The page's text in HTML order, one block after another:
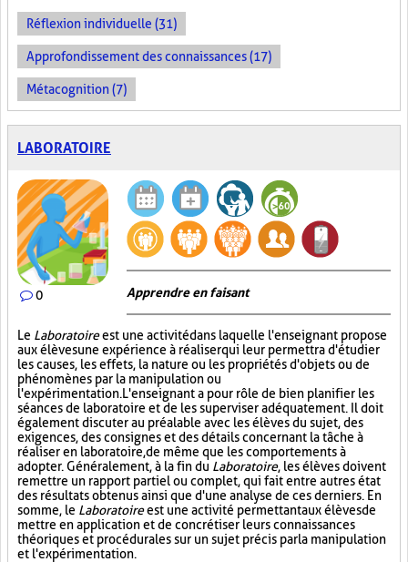
Réflexion individuelle (31)
Approfondissement des connaissances (17)
Métacognition (7)
LABORATOIRE
0 Apprendre en faisant
Le Laboratoireest une activité dans laquelle l'enseignant propose
aux élèves une expérience à réaliser qui leur permettra d'étudier
les causes, les effets, la nature ou les propriétés d'objets ou de
phénomènes par la manipulation ou
l'expérimentation. L'enseignant a pour rôle de bien planifier les
séances de laboratoire et de les superviser adéquatement. Il doit
également discuter au préalable avec les élèves du sujet, des
exigences, des consignes et des détails concernant la tâche à
réaliser en laboratoire, de même que les comportements à
adopter. Généralement, à la fin du Laboratoire, les élèves doivent
remettre un rapport partiel ou complet, qui fait entre autres état
des résultats obtenus ainsi que d'une analyse de ces derniers. En
somme, le Laboratoireest une activité permettant aux élèves de
mettre en application et de concrétiser leurs connaissances
théoriques et procédurales sur un sujet précis par la manipulation
et l'expérimentation.